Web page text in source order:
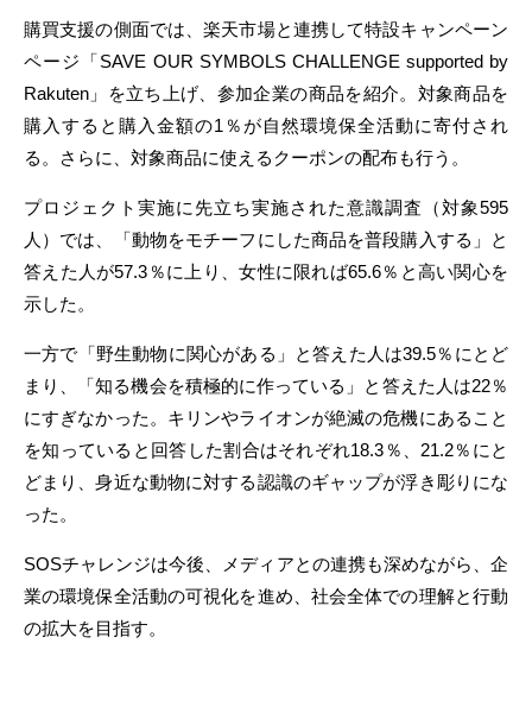
購買支援の側面では、楽天市場と連携して特設キャンペーン
ページ「SAVE OUR SYMBOLS CHALLENGE supported by
Rakuten」を立ち上げ、参加企業の商品を紹介。対象商品を
購入すると購入金額の1％が自然環境保全活動に寄付され
る。さらに、対象商品に使えるクーポンの配布も行う。
プロジェクト実施に先立ち実施された意識調査（対象595
人）では、「動物をモチーフにした商品を普段購入する」と
答えた人が57.3％に上り、女性に限れば65.6％と高い関心を
示した。
一方で「野生動物に関心がある」と答えた人は39.5％にとど
まり、「知る機会を積極的に作っている」と答えた人は22％
にすぎなかった。キリンやライオンが絶滅の危機にあること
を知っていると回答した割合はそれぞれ18.3％、21.2％にと
どまり、身近な動物に対する認識のギャップが浮き彫りにな
った。
SOSチャレンジは今後、メディアとの連携も深めながら、企
業の環境保全活動の可視化を進め、社会全体での理解と行動
の拡大を目指す。